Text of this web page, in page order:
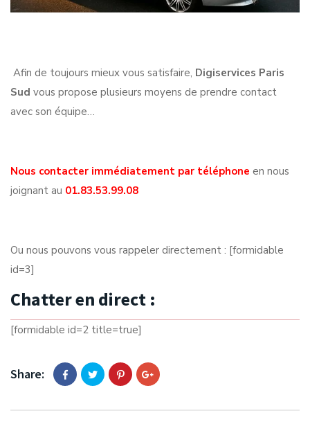
Afin de toujours mieux vous satisfaire, Digiservices Paris
Sud vous propose plusieurs moyens de prendre contact
avec son équipe…
Nous contacter immédiatement par téléphone en nous
joignant au 01.83.53.99.08
Ou nous pouvons vous rappeler directement : [formidable
id=3]
Chatter en direct :
[formidable id=2 title=true]
Share: